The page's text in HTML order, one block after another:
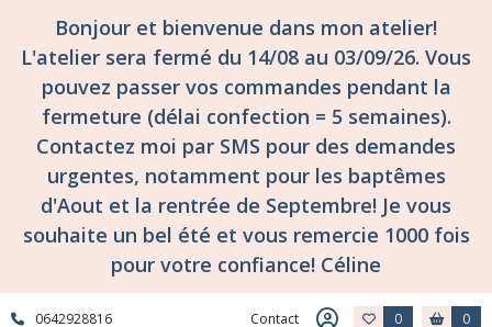
Bonjour et bienvenue dans mon atelier!
L'atelier sera fermé du 14/08 au 03/09/26. Vous
pouvez passer vos commandes pendant la
fermeture (délai confection = 5 semaines).
Contactez moi par SMS pour des demandes
urgentes, notamment pour les baptêmes
d'Aout et la rentrée de Septembre! Je vous
souhaite un bel été et vous remercie 1000 fois
pour votre confiance! Céline
0642928816 Contact 0 0